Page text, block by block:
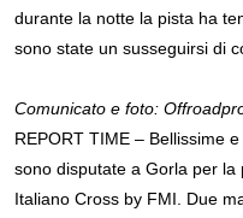
durante la notte la pista ha
sono state un susseguirsi di
Comunicato e foto:
REPORT TIME – Bellissime
sono disputate a Gorla per
Italiano Cross by FMI. Due